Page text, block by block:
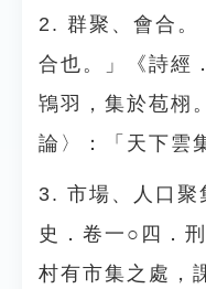
2. 群聚、會合。
合也。」《詩經
鴇羽，集於苞栩
論〉：「天下雲
3. 市場、人口聚
史．卷一○四．
村有市集之處，